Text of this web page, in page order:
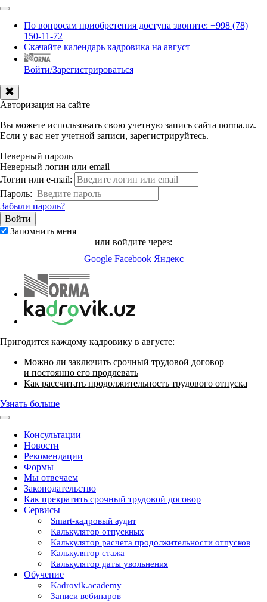
По вопросам приобретения доступа звоните: +998 (78)
150-11-72
Скачайте календарь кадровика на август
Войти/Зарегистрироваться
Авторизация на сайте
Вы можете использовать свою учетную запись сайта norma.uz.
Если у вас нет учетной записи, зарегистрируйтесь.
Неверный пароль
Неверный логин или email
Логин или e-mail:
Пароль:
Забыли пароль?
Запомнить меня
или войдите через:
Google Facebook Яндекс
Пригодится каждому кадровику в августе:
Можно ли заключить срочный трудовой договор
и постоянно его продлевать
Как рассчитать продолжительность трудового отпуска
Узнать больше
Консультации
Новости
Рекомендации
Формы
Мы отвечаем
Законодательство
Как прекратить срочный трудовой договор
Сервисы
Smart-кадровый аудит
Калькулятор отпускных
Калькулятор расчета продолжительности отпусков
Калькулятор стажа
Калькулятор даты увольнения
Обучение
Kadrovik.academy
Записи вебинаров